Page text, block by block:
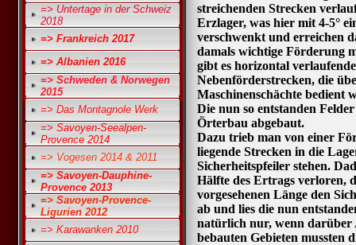
=> Untertage in der Schweiz
2018
=> Frankreich 2017
=> Albanien 2016
=> Schweden & Norwegen
2015
=> Das Montagnole Werk
=> Savoyen-Seealpen-
Provence 2014
=> Vogesen 2014 & 2011
=> Savoyen-Dauphine-
Provence 2013
=> Savoyen-Provence-
Ligurien 2012
=> Karawanken 2010
streichenden Strecken
Erzlager, was hier mit 4-5°
verschwenkt und erreichen
damals wichtige Förderung
gibt es horizontal
Nebenförderstrecken, die
Maschinenschächte bedient
Die nun so entstanden
Örterbau abgebaut.
Dazu trieb man von einer
liegende Strecken in die
Sicherheitspfeiler stehen.
Hälfte des Ertrags verloren,
vorgesehenen Länge den
ab und lies die nun
natürlich nur, wenn darüber
bebauten Gebieten mussten